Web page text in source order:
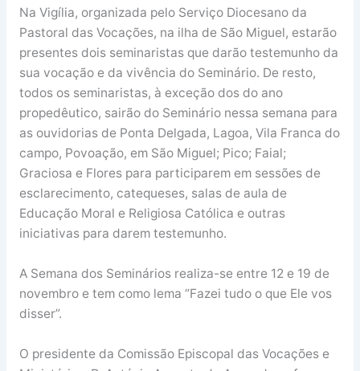
Na Vigília, organizada pelo Serviço Diocesano da
Pastoral das Vocações, na ilha de São Miguel, estarão
presentes dois seminaristas que darão testemunho da
sua vocação e da vivência do Seminário. De resto,
todos os seminaristas, à exceção dos do ano
propedêutico, sairão do Seminário nessa semana para
as ouvidorias de Ponta Delgada, Lagoa, Vila Franca do
campo, Povoação, em São Miguel; Pico; Faial;
Graciosa e Flores para participarem em sessões de
esclarecimento, catequeses, salas de aula de
Educação Moral e Religiosa Católica e outras
iniciativas para darem testemunho.
A Semana dos Seminários realiza-se entre 12 e 19 de
novembro e tem como lema “Fazei tudo o que Ele vos
disser”.
O presidente da Comissão Episcopal das Vocações e